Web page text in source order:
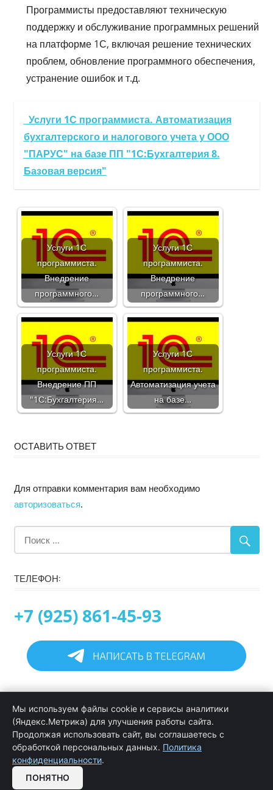
Программисты предоставляют техническую
поддержку и обслуживание программных решений
на платформе 1С, включая решение технических
проблем, обновление программного обеспечения,
устранение ошибок и т.д.
Услуги 1С программиста. Автоматизация
бухгалтерского и налогового учета у ООО
"ПАРУС" на базе ПП "1С:Бухгалтерия 8.
Базовая версия"
Услуги 1С
программиста.
Внедрение
программного…
Услуги 1С
программиста.
Внедрение
программного…
Услуги 1С
программиста.
Внедрение ПП
"1С:Бухгалтерия…
Услуги 1С
программиста.
Автоматизация учета
на базе…
ОСТАВИТЬ ОТВЕТ
Для отправки комментария вам необходимо
авторизоваться.
ТЕЛЕФОН:
+7 (925) 861-45-93
Информация
Программирование в 1С услуги
Услуги обслуживания и сопровождения 1С
Цены на услуги программиста 1С
Мы используем файлы cookie и сервисы аналитики
(Яндекс.Метрика) для улучшения работы сайта.
Продолжая использовать сайт, вы соглашаетесь с
обработкой персональных данных. Политика
конфиденциальности.
ПОНЯТНО